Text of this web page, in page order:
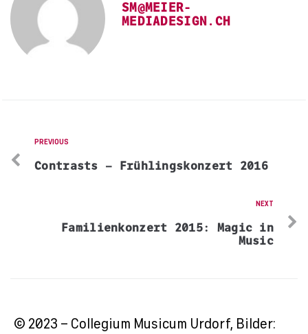
SM@MEIER-
MEDIADESIGN.CH
PREVIOUS
Contrasts – Frühlingskonzert 2016
NEXT
Familienkonzert 2015: Magic in
Music
© 2023 – Collegium Musicum Urdorf, Bilder: